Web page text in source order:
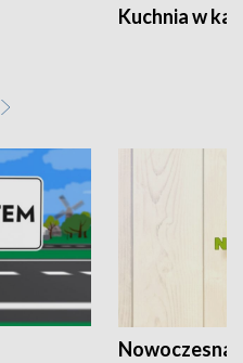
Kuchnia w
Nowoczesna